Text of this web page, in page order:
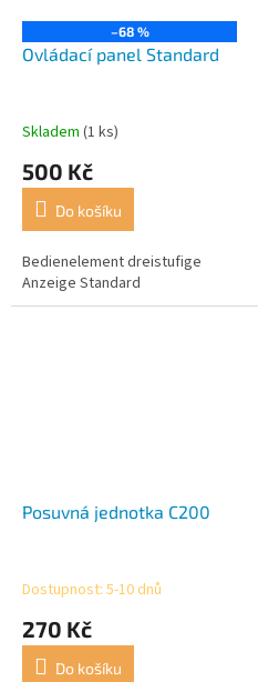
–68 %
Ovládací panel Standard
Skladem (1 ks)
500 Kč
Do košíku
Bedienelement dreistufige
Anzeige Standard
Posuvná jednotka C200
Dostupnost: 5-10 dnů
270 Kč
Do košíku